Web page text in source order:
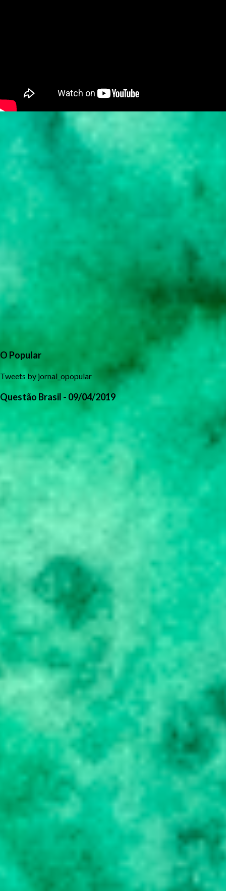
O Popular
Tweets by jornal_opopular
Questão Brasil - 09/04/2019